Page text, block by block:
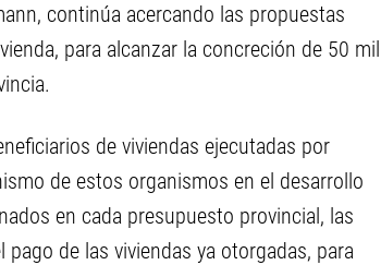
continúa acercando las propuestas
para alcanzar la concreción de 50 mil
de viviendas ejecutadas por
de estos organismos en el desarrollo
en cada presupuesto provincial, las
de las viviendas ya otorgadas, para